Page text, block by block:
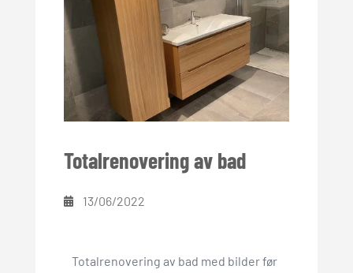
Totalrenovering av bad
13/06/2022
Totalrenovering av bad med bilder før